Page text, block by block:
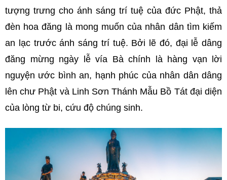
tượng trưng cho ánh sáng trí tuệ của đức Phật, thả
đèn hoa đăng là mong muốn của nhân dân tìm kiếm
an lạc trước ánh sáng trí tuệ. Bởi lẽ đó, đại lễ dâng
đăng mừng ngày lễ vía Bà chính là hàng vạn lời
nguyện ước bình an, hạnh phúc của nhân dân dâng
lên chư Phật và Linh Sơn Thánh Mẫu Bồ Tát đại diện
của lòng từ bi, cứu độ chúng sinh.